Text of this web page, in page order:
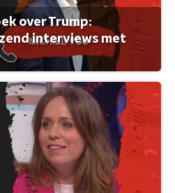
over Trump:
interviews met